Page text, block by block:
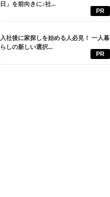
日」を前向きに♪社...
PR
入社後に家探しを始める人必見！ 一人暮
らしの新しい選択...
PR